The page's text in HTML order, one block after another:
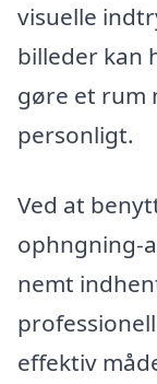
visuelle
billeder kan
gøre et rum
personligt.
Ved at
ophngning-
nemt
effektiv